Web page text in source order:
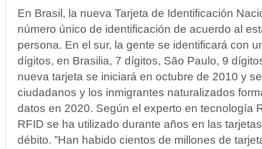
En Brasil, la nueva Tarjeta de Identificación
número único de identificación de acuerdo al
persona. En el sur, la gente se identificará con
dígitos, en Brasilia, 7 dígitos, São Paulo, 9
nueva tarjeta se iniciará en octubre de 2010 y
ciudadanos y los inmigrantes naturalizados
datos en 2020. Según el experto en tecnología
RFID se ha utilizado durante años en las
débito. ”Han habido cientos de millones de